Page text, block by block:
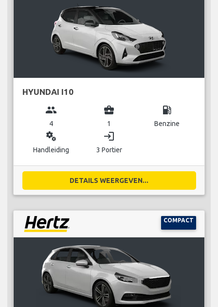
HYUNDAI I10
group
4
business_center
1
local_gas_station
Benzine
miscellaneous_services
Handleiding
login
3 Portier
DETAILS WEERGEVEN...
COMPACT